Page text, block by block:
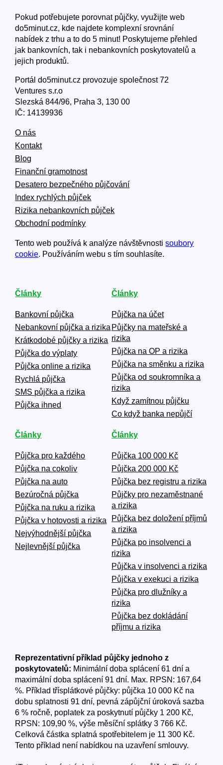
Pokud potřebujete porovnat půjčky, využijte web
do5minut.cz, kde najdete komplexní srovnání
nabídek z trhu a to do 5 minut! Poskytujeme přehled
jak bankovních, tak i nebankovních poskytovatelů a
jejich produktů.
Portál do5minut.cz provozuje společnost 72
Ventures s.r.o
Slezská 844/96, Praha 3, 130 00
IČ: 14139936
O nás
Kontakt
Blog
Finanční gramotnost
Desatero bezpečného půjčování
Index rychlých půjček
Rizika nebankovních půjček
Obchodní podmínky
Tento web používá k analýze návštěvnostisoubory
cookie. Používáním webu s tím souhlasíte.
Články
Bankovní půjčka
Nebankovní půjčka a rizika
Krátkodobé půjčky a rizika
Půjčka do výplaty
Půjčka online a rizika
Rychlá půjčka
SMS půjčka a rizika
Půjčka ihned
Články
Půjčka na účet
Půjčky na mateřské a
rizika
Půjčka na OP a rizika
Půjčka na směnku a rizika
Půjčka od soukromníka a
rizika
Když zamítnou půjčku
Co když banka nepůjčí
Články
Půjčka pro každého
Půjčka na cokoliv
Půjčka na auto
Bezúročná půjčka
Půjčka na ruku a rizika
Půjčka v hotovosti a rizika
Nejvýhodnější půjčka
Nejlevnější půjčka
Články
Půjčka 100 000 Kč
Půjčka 200 000 Kč
Půjčka bez registru a rizika
Půjčky pro nezaměstnané
a rizika
Půjčka bez doložení příjmů
a rizika
Půjčka po insolvenci a
rizika
Půjčka v insolvenci a rizika
Půjčka v exekuci a rizika
Půjčka pro dlužníky a
rizika
Půjčka bez dokládání
příjmu a rizika
Reprezentativní příklad půjčky jednoho z
poskytovatelů: Minimální doba splácení 61 dní a
maximální doba splácení 91 dní. Max. RPSN: 167,64
%. Příklad třísplátkové půjčky: půjčka 10 000 Kč na
dobu splatnosti 91 dní, pevná zápůjční úroková sazba
6 % ročně, poplatek za poskytnutí půjčky 1 200 Kč,
RPSN: 109,90 %, výše měsíční splátky 3 766 Kč.
Celková částka splatná spotřebitelem je 11 300 Kč.
Tento příklad není nabídkou na uzavření smlouvy.